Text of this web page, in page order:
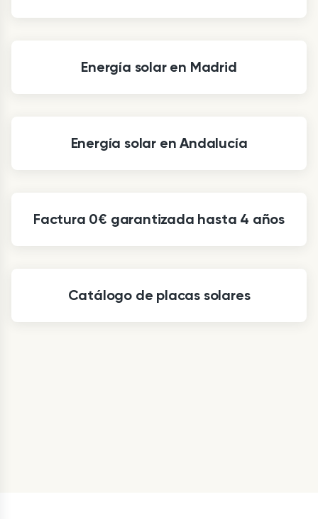
Energía solar en Madrid
Energía solar en Andalucía
Factura 0€ garantizada hasta 4 años
Catálogo de placas solares